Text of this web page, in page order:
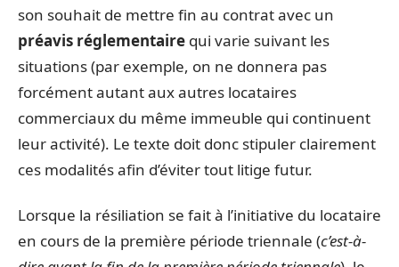
son souhait de mettre fin au contrat avec un
préavis réglementaire qui varie suivant les
situations (par exemple, on ne donnera pas
forcément autant aux autres locataires
commerciaux du même immeuble qui continuent
leur activité). Le texte doit donc stipuler clairement
ces modalités afin d’éviter tout litige futur.
Lorsque la résiliation se fait à l’initiative du locataire
en cours de la première période triennale (c’est-à-